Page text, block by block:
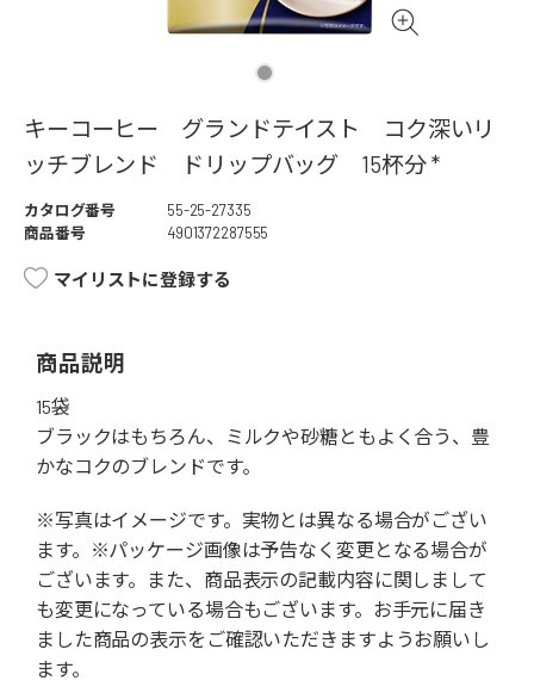
キーコーヒー グランドテイスト コク深いリ
ッチブレンド ドリップバッグ 15杯分 *
カタログ番号
55-25-27335
商品番号
4901372287555
マイリストに登録する
商品説明
15袋
ブラックはもちろん、ミルクや砂糖ともよく合う、豊
かなコクのブレンドです。
※写真はイメージです。実物とは異なる場合がござい
ます。※パッケージ画像は予告なく変更となる場合が
ございます。また、商品表示の記載内容に関しまして
も変更になっている場合もございます。お手元に届き
ました商品の表示をご確認いただきますようお願いし
ます。